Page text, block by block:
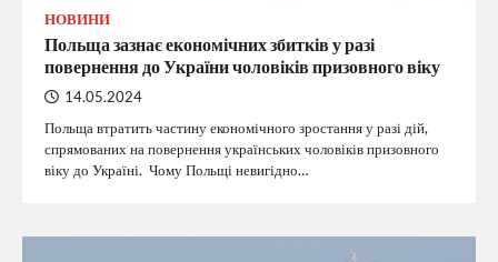
НОВИНИ
Польща зазнає економічних збитків у разі
повернення до України чоловіків призовного віку
14.05.2024
Польща втратить частину економічного зростання у разі дій,
спрямованих на повернення українських чоловіків призовного
віку до Україні. Чому Польщі невигідно…